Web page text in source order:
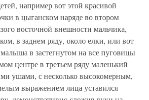
например вот этой красивой
в цыганском наряде во втором
восточной внешности мальчика,
в заднем ряду, около елки, или вот
в застегнутом на все пуговицы
центре в третьем ряду маленький
ушами, с несколько высокомерным,
выражением лица уставился